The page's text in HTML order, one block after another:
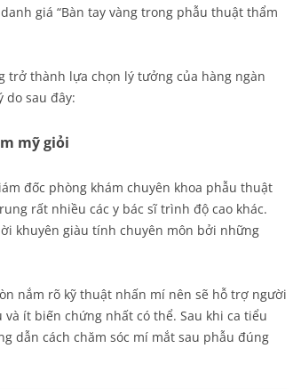
giá “Bàn tay vàng trong phẫu thuật thẩm
trở thành lựa chọn lý tưởng của hàng ngàn
do sau đây:
mỹ giỏi
đốc phòng khám chuyên khoa phẫu thuật
rất nhiều các y bác sĩ trình độ cao khác.
khuyên giàu tính chuyên môn bởi những
nắm rõ kỹ thuật nhấn mí nên sẽ hỗ trợ người
ít biến chứng nhất có thể. Sau khi ca tiểu
dẫn cách chăm sóc mí mắt sau phẫu đúng